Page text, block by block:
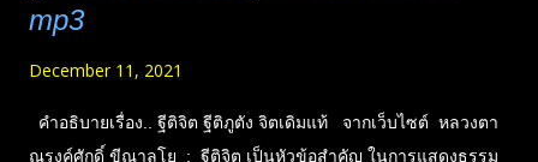
mp3
December 11, 2021
คำอธิบายเรื่อง.. ฐีติจิต ฐีติภูตัง จิตเดิมแท้ จากเว็บไซต์ หลวงตา
ณรงค์ศักดิ์ ขีณาลโย : ฐีติจิต เป็นหัวข้อสำคัญ ในการแสดงธรรม